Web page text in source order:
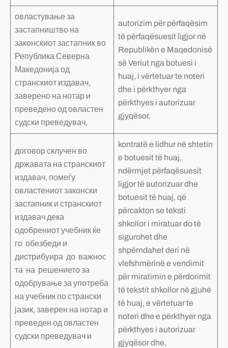
овластување за
застапништво на
законскиот застапник во
Република Северна
Македонија од
странскиот издавач,
заверено на нотар и
преведено од овластен
судски преведувач,
autorizim për përfaqësim
të përfaqësuesit ligjor në
Republikën e Maqedonisë
së Veriut nga botuesi i
huaj, i vërtetuar te noteri
dhe i përkthyer nga
përkthyes i autorizuar
gjyqësor,
договор склучен во
државата на странскиот
издавач, помеѓу
овластениот законски
застапник и странскиот
издавач дека
одобрениот учебник ќе
го обезбеди и
дистрибуира до важнос
та на решението за
одобрување за употреба
на учебник по странски
јазик, заверен на нотар и
преведен од овластен
судски преведувач и
kontratë e lidhur në shtetin
e botuesit të huaj,
ndërmjet përfaqësuesit
ligjor të autorizuar dhe
botuesit të huaj, që
përcakton se teksti
shkollor i miratuar do të
sigurohet dhe
shpërndahet deri në
vlefshmërinë e vendimit
për miratimin e përdorimit
të tekstit shkollor në gjuhë
të huaj, e vërtetuar te
noteri dhe e përkthyer nga
përkthyes i autorizuar
gjyqësor dhe,